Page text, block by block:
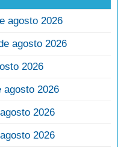
agosto 2026
agosto 2026
2026
agosto 2026
2026
2026